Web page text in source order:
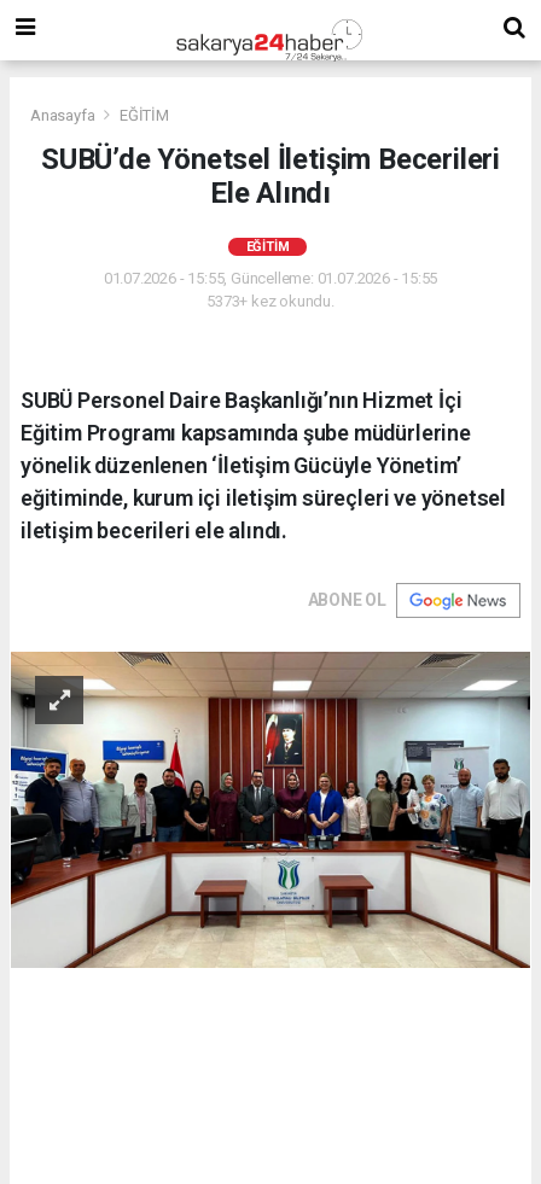
Anasayfa EĞİTİM
SUBÜ’de Yönetsel İletişim Becerileri
Ele Alındı
EĞİTİM
01.07.2026 - 15:55, Güncelleme: 01.07.2026 - 15:55
5373+ kez okundu.
SUBÜ Personel Daire Başkanlığı’nın Hizmet İçi
Eğitim Programı kapsamında şube müdürlerine
yönelik düzenlenen ‘İletişim Gücüyle Yönetim’
eğitiminde, kurum içi iletişim süreçleri ve yönetsel
iletişim becerileri ele alındı.
ABONE OL